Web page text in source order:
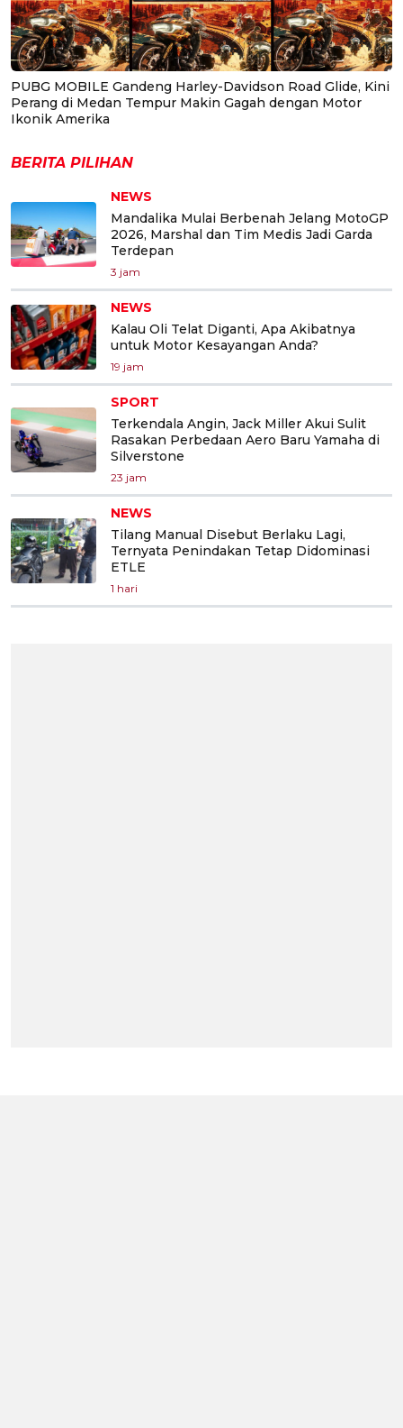
PUBG MOBILE Gandeng Harley-Davidson Road Glide, Kini
Perang di Medan Tempur Makin Gagah dengan Motor
Ikonik Amerika
BERITA PILIHAN
NEWS
Mandalika Mulai Berbenah Jelang MotoGP
2026, Marshal dan Tim Medis Jadi Garda
Terdepan
3 jam
NEWS
Kalau Oli Telat Diganti, Apa Akibatnya
untuk Motor Kesayangan Anda?
19 jam
SPORT
Terkendala Angin, Jack Miller Akui Sulit
Rasakan Perbedaan Aero Baru Yamaha di
Silverstone
23 jam
NEWS
Tilang Manual Disebut Berlaku Lagi,
Ternyata Penindakan Tetap Didominasi
ETLE
1 hari